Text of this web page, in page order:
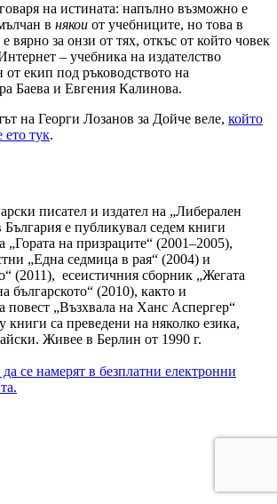
на истината: напълно възможно е
в някои от учебниците, но това в
вярно за онзи от тях, откъс от който човек
– учебника на издателство
от екип под ръководството на
Баева и Евгения Калинова.
на Георги Лозанов за Дойче веле, който
ето тук.
писател и издател на „Либерален
България е публикувал седем книги
„Гората на призраците“ (2001–2005),
„Една седмица в рая“ (2004) и
(2011), есеистичния сборник „Жегата
българското“ (2010), както и
повест „Възхвала на Ханс Аспергер“
книги са преведени на няколко езика,
Живее в Берлин от 1990 г.
се намерят в безплатни електронни